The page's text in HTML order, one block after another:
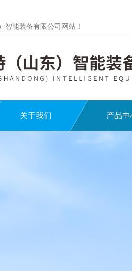
智能装备有限公司网站！
关于我们 产品中